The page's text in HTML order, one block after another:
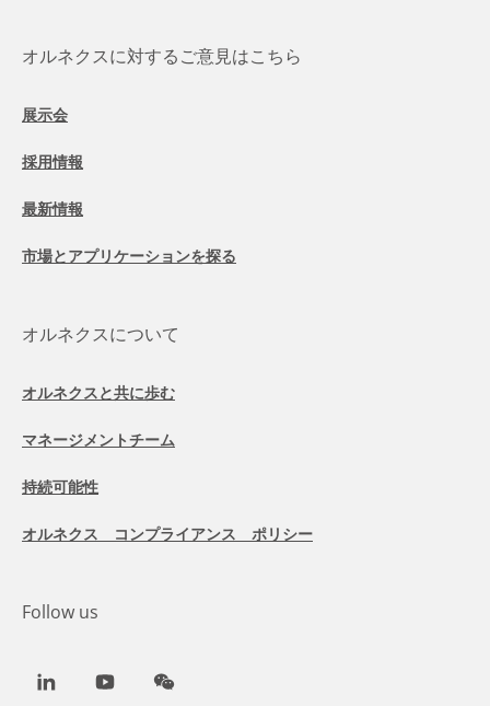
オルネクスに対するご意見はこちら
展示会
採用情報
最新情報
市場とアプリケーションを探る
オルネクスについて
オルネクスと共に歩む
マネージメントチーム
持続可能性
オルネクス コンプライアンス ポリシー
Follow us
LinkedInYoutubeWeChat